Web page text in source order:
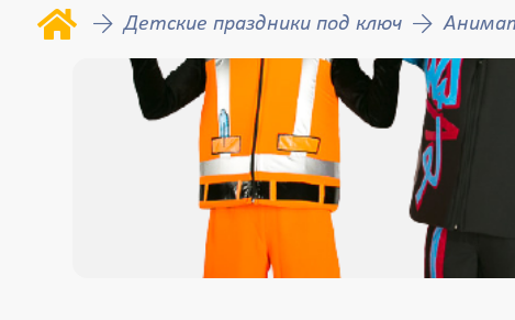
Детские праздники под ключ